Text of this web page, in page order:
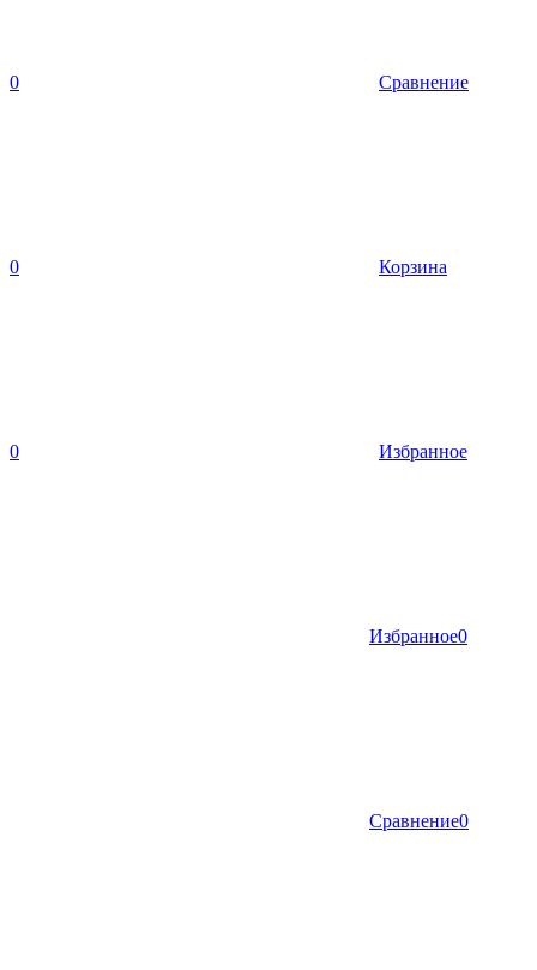
0 Сравнение
0 Корзина
0 Избранное
Избранное0
Сравнение0